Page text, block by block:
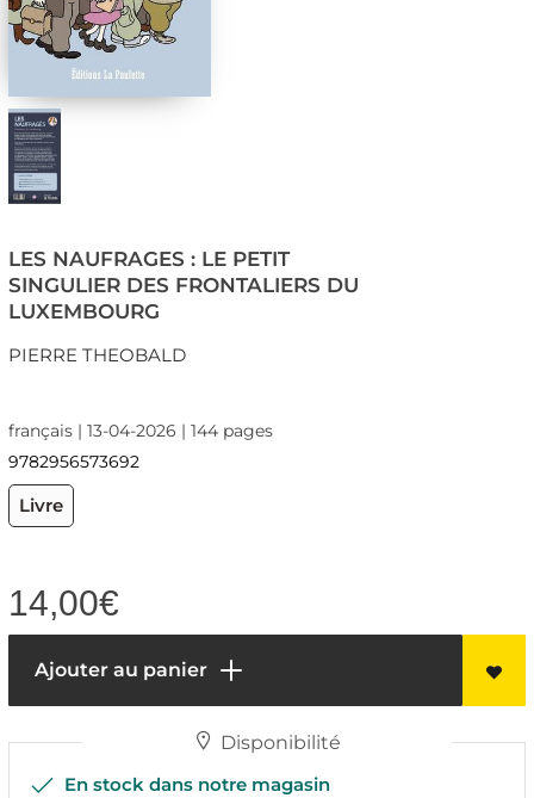
LES NAUFRAGES : LE PETIT
SINGULIER DES FRONTALIERS DU
LUXEMBOURG
PIERRE THEOBALD
français | 13-04-2026 | 144 pages
9782956573692
Livre
14,00€
Ajouter au panier
Disponibilité
En stock dans notre magasin